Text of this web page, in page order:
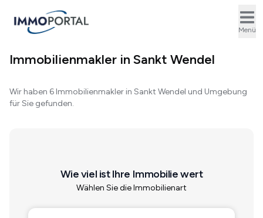
Menü
Immobilienmakler in Sankt Wendel
Wir haben 6 Immobilienmakler in Sankt Wendel und Umgebung
für Sie gefunden.
Wie viel ist Ihre Immobilie wert
Wählen Sie die Immobilienart